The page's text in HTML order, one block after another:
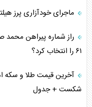
اعتراف غرب به قدرت
خطای راهبردی ترامپ
ماجرای خودآزاری پرز
راز شماره پیراهن محمد
۶۱ را انتخاب کرد؟
شکست + جدول